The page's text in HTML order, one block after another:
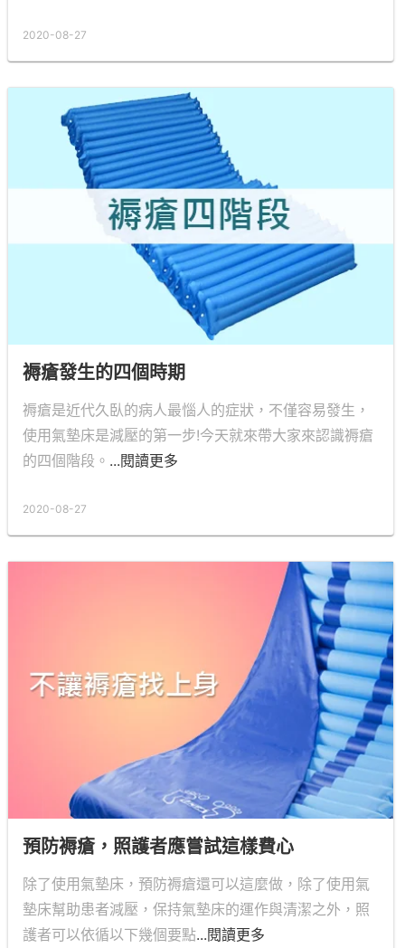
2020-08-27
褥瘡發生的四個時期
褥瘡是近代久臥的病人最惱人的症狀，不僅容易發生，
使用氣墊床是減壓的第一步!今天就來帶大家來認識褥瘡
的四個階段。 ...閱讀更多
2020-08-27
預防褥瘡，照護者應嘗試這樣費心
除了使用氣墊床，預防褥瘡還可以這麼做，除了使用氣
墊床幫助患者減壓，保持氣墊床的運作與清潔之外，照
護者可以依循以下幾個要點...閱讀更多